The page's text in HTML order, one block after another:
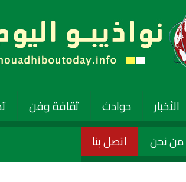
الأخبار حوادث ثقافة وفن
من نحن اتصل بنا